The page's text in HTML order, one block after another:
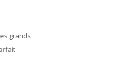
grands